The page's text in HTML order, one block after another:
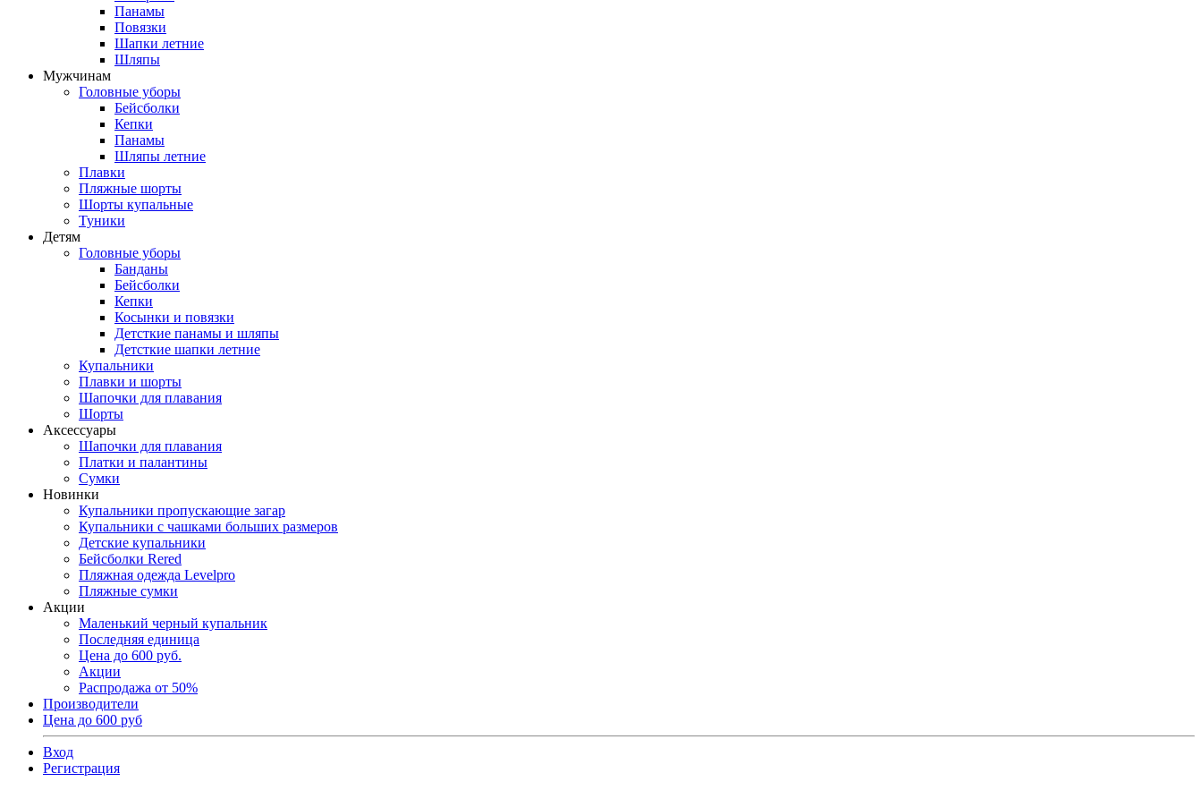
Панамы
Повязки
Шапки летние
Шляпы
Мужчинам
Головные уборы
Бейсболки
Кепки
Панамы
Шляпы летние
Плавки
Пляжные шорты
Шорты купальные
Туники
Детям
Головные уборы
Банданы
Бейсболки
Кепки
Косынки и повязки
Детсткие панамы и шляпы
Детсткие шапки летние
Купальники
Плавки и шорты
Шапочки для плавания
Шорты
Аксессуары
Шапочки для плавания
Платки и палантины
Сумки
Новинки
Купальники пропускающие загар
Купальники с чашками больших размеров
Детские купальники
Бейсболки Rered
Пляжная одежда Levelpro
Пляжные сумки
Акции
Маленький черный купальник
Последняя единица
Цена до 600 руб.
Акции
Распродажа от 50%
Производители
Цена до 600 руб
Вход
Регистрация